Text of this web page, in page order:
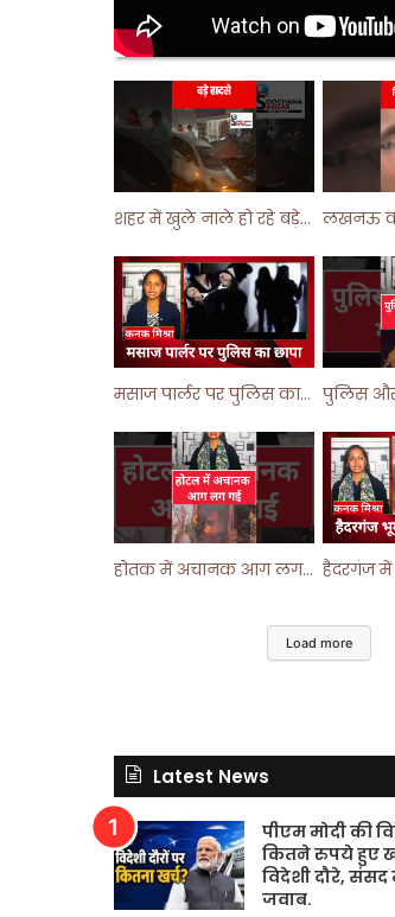
शहर में खुले नाले हो रहे बड़े हादसे ! #shortsvideo #shorts
मसाज पार्लर पर पुलिस का छापा ! #viralvideo #trending #parlour
होतक में अचानक आग लगने से मचा हड़कंप ! #shortsfeed #shorts #viralshorts
Load more
Latest News
पीएम मोदी की
कितने रुपये हुए
विदेशी दौरे,
जवाब.